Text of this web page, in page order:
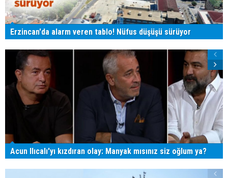
Erzincan'da alarm veren tablo! Nüfus düşüşü sürüyor
Acun Ilıcalı'yı kızdıran olay: Manyak mısınız siz oğlum ya?